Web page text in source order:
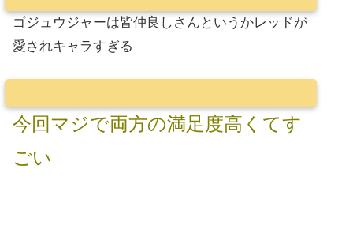
ゴジュウジャーは皆仲良しさんというかレッドが
愛されキャラすぎる
今回マジで両方の満足度高くてす
ごい